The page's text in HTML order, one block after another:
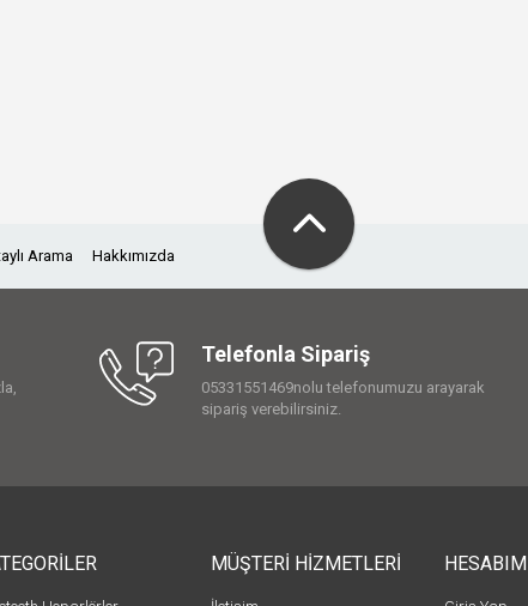
Arama Hakkımızda
Telefonla Sipariş
05331551469nolu telefonumuzu arayarak
sipariş verebilirsiniz.
MÜŞTERİ HİZMETLERİ HESABIM